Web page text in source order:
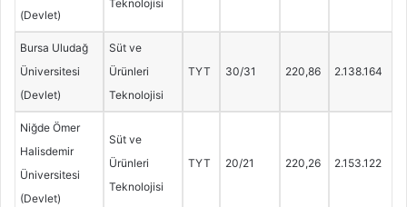
(Devlet)
Teknolojisi
Bursa Uludağ
Üniversitesi
(Devlet)
Süt ve
Ürünleri
Teknolojisi
TYT 30/31 220,86 2.138.164
Niğde Ömer
Halisdemir
Üniversitesi
(Devlet)
Süt ve
Ürünleri
Teknolojisi
TYT 20/21 220,26 2.153.122